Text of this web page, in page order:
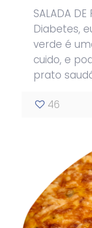
SALADA DE
Diabetes,
verde é
cuido, e
prato
46